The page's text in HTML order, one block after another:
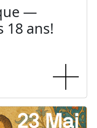
—
18 ans!